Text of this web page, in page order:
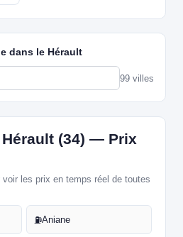
dans le Hérault
99 villes
(34) — Prix
les prix en temps réel de toutes
⛽Aniane